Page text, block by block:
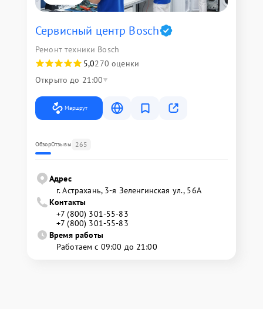
Сервисный центр Bosch
Ремонт техники Bosch
5,0270 оценки
Открыто до 21:00
Маршрут
ОбзорОтзывы 265
Адрес
г. Астрахань, 3-я Зеленгинская ул., 56А
Контакты
+7 (800) 301-55-83
+7 (800) 301-55-83
Время работы
Работаем с 09:00 до 21:00